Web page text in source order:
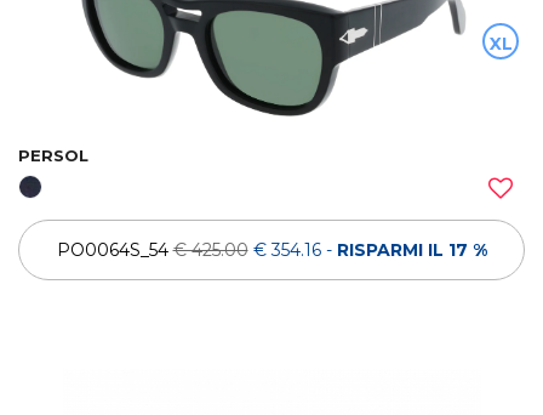
XL
PERSOL
PO0064S_54€ 425.00 € 354.16 - RISPARMI IL 17 %